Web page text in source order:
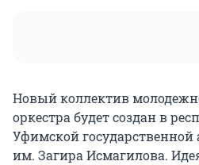
Новый коллектив
оркестра будет создан в
Уфимской государственной
им. Загира Исмагилова.